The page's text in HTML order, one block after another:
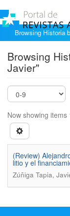
Browsing Historia
Browsing
Javier"
Now showing items
(Review)
litio y el
Zúñiga Tapia,